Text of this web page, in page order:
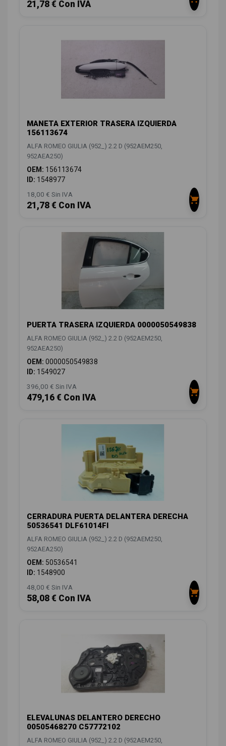
21,78 € Con IVA
MANETA EXTERIOR TRASERA IZQUIERDA
156113674
ALFA ROMEO GIULIA (952_) 2.2 D (952AEM250,
952AEA250)
OEM: 156113674
ID: 1548977
18,00 € Sin IVA
21,78 € Con IVA
PUERTA TRASERA IZQUIERDA 0000050549838
ALFA ROMEO GIULIA (952_) 2.2 D (952AEM250,
952AEA250)
OEM: 0000050549838
ID: 1549027
396,00 € Sin IVA
479,16 € Con IVA
CERRADURA PUERTA DELANTERA DERECHA
50536541 DLF61014FI
ALFA ROMEO GIULIA (952_) 2.2 D (952AEM250,
952AEA250)
OEM: 50536541
ID: 1548900
48,00 € Sin IVA
58,08 € Con IVA
ELEVALUNAS DELANTERO DERECHO
00505468270 C57772102
ALFA ROMEO GIULIA (952_) 2.2 D (952AEM250,